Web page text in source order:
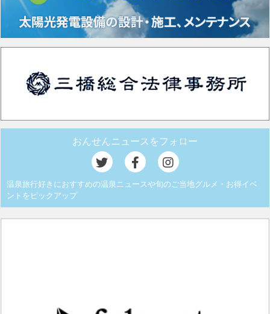
おんせんニュースをフォロー
温泉旅行好きにおすすめの温泉ニュースや旬のご当地グルメ・お得イベ
ントをピックアップ